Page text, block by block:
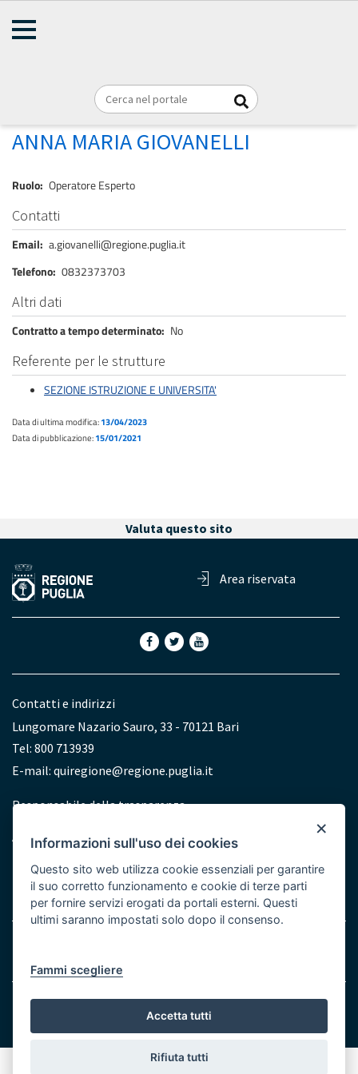
Briciole
Home
GIOVANELLI ANNA MARIA
ANNA MARIA GIOVANELLI
Ruolo Operatore Esperto
Contatti
Email a.giovanelli@regione.puglia.it
Telefono 0832373703
Altri dati
Contratto a tempo determinato No
Referente per le strutture
SEZIONE ISTRUZIONE E UNIVERSITA'
Data di ultima modifica:13/04/2023
Data di pubblicazione:15/01/2021
Valuta questo sito
Area riservata
Contatti e indirizzi
Lungomare Nazario Sauro, 33 - 70121 Bari
Tel: 800 713939
E-mail: quiregione@regione.puglia.it
Redazione
Responsabile della trasparenza
Accessibilità
Bottom
© Regione Puglia
×
Informazioni sull'uso dei cookies
Questo sito web utilizza cookie essenziali per garantire
il suo corretto funzionamento e cookie di terze parti
per fornire servizi erogati da portali esterni. Questi
ultimi saranno impostati solo dopo il consenso.
Fammi scegliere
Accetta tutti
Rifiuta tutti